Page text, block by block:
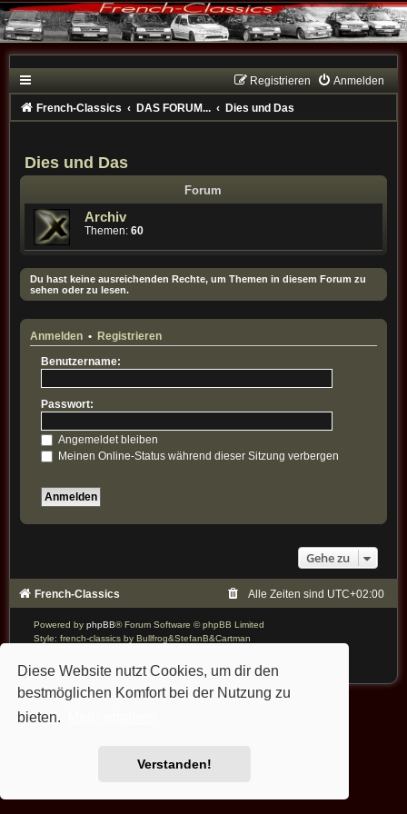
Diese Website nutzt Cookies, um dir den
bestmöglichen Komfort bei der Nutzung zu
bieten.
Verstanden!
Anmelden
Registrieren
French-Classics DAS FORUM... Dies und Das
Dies und Das
Forum
Archiv
Themen: 60
Du hast keine ausreichenden Rechte, um Themen in diesem Forum zu
sehen oder zu lesen.
Anmelden• Registrieren
Benutzername:
Passwort:
Angemeldet bleiben
Meinen Online-Status während dieser Sitzung verbergen
Gehe zu
French-Classics Alle Zeiten sind UTC+02:00
Powered by phpBB® Forum Software © phpBB Limited
Style: french-classics by Bullfrog&StefanB&Cartman